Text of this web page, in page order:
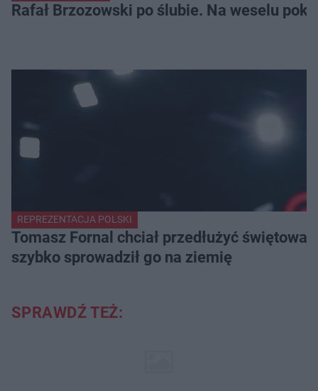
Rafał Brzozowski po ślubie. Na weselu
REPREZENTACJA POLSKI
Tomasz Fornal chciał przedłużyć
szybko sprowadził go na ziemię
SPRAWDŹ TEŻ: